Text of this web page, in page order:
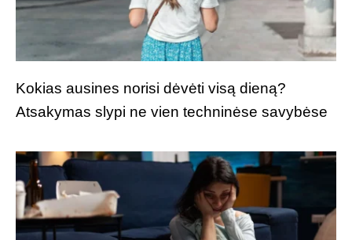
Kokias ausines norisi dėvėti visą dieną?
Atsakymas slypi ne vien techninėse savybėse